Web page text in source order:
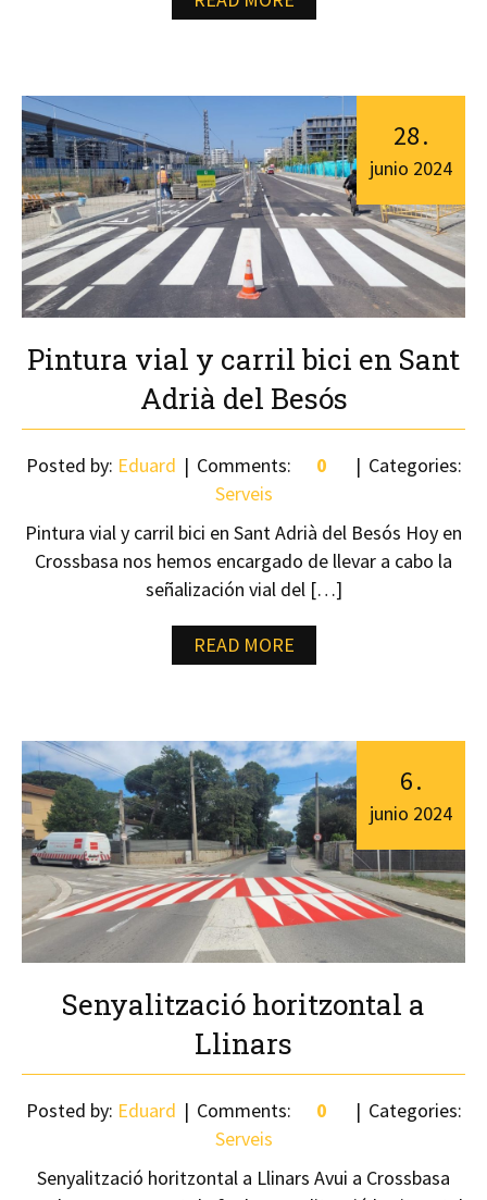
Pintura vial y carril bici en Sant
Adrià del Besós
28.
junio 2024
Posted by: Eduard Comments: 0
Categories:
Serveis
Pintura vial y carril bici en Sant Adrià del Besós Hoy en
Crossbasa nos hemos encargado de llevar a cabo la
señalización vial del […]
READ MORE
Senyalització horitzontal a
Llinars
6.
junio 2024
Posted by: Eduard Comments: 0
Categories:
Serveis
Senyalització horitzontal a Llinars Avui a Crossbasa